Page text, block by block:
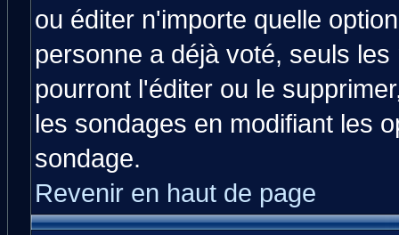
ou éditer n'importe quelle
personne a déjà voté, seuls
pourront l'éditer ou le
les sondages en modifiant les
sondage.
Revenir en haut de page